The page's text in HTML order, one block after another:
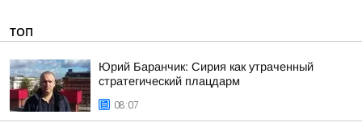
ТОП
Юрий Баранчик: Сирия как утраченный
стратегический плацдарм
08:07